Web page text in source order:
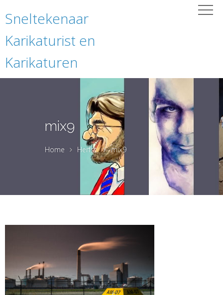
Sneltekenaar
Karikaturist en
Karikaturen
mix9
Home Herfst mix9